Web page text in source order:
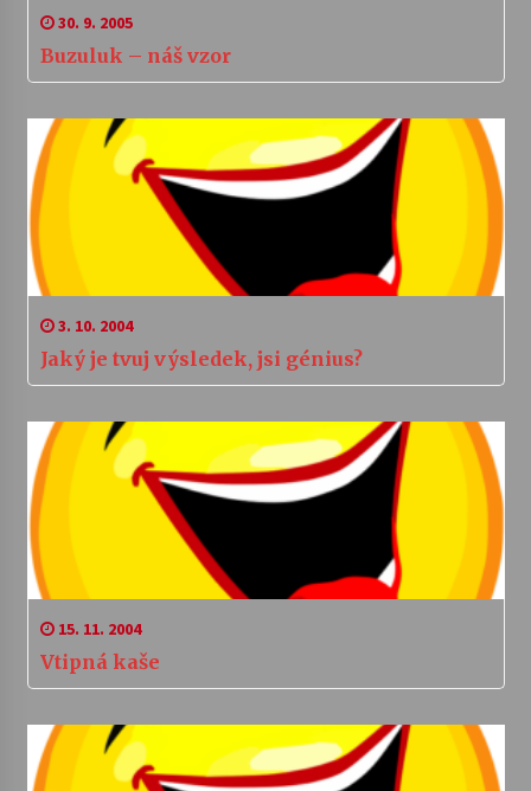
30. 9. 2005
Buzuluk – náš vzor
3. 10. 2004
Jaký je tvuj výsledek, jsi génius?
15. 11. 2004
Vtipná kaše